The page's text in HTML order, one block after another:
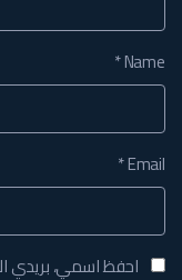
Name
*
Email
*
احفظ اسمي، بريدي